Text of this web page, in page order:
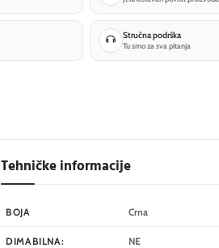
Stručna podrška
Tu smo za sva pitanja
Tehničke informacije
BOJA Crna
DIMABILNA: NE